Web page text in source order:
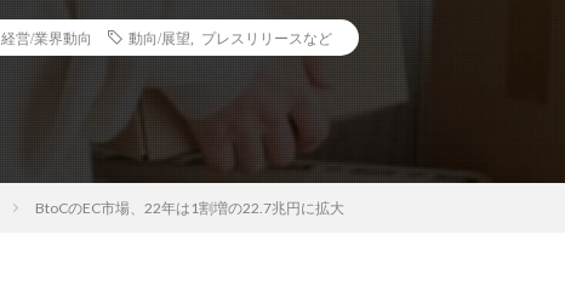
経営/業界動向 動向/展望 プレスリリースなど
BtoCのEC市場、22年は1割増の22.7兆円に拡大